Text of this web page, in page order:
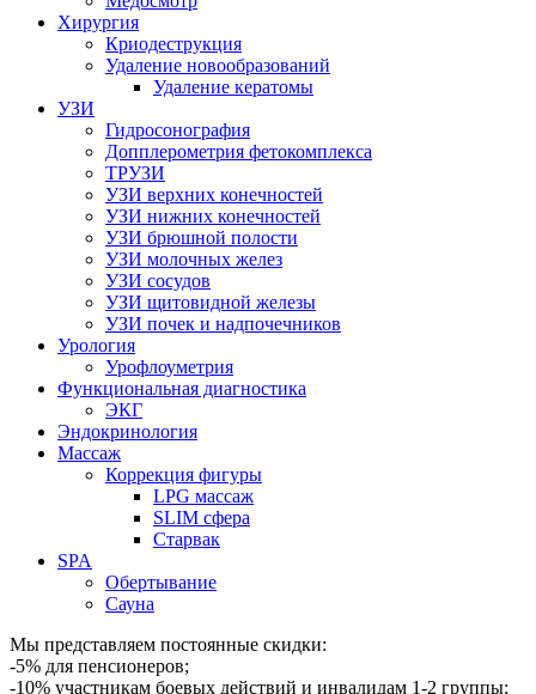
Хирургия
Криодеструкция
Удаление новообразований
Удаление кератомы
УЗИ
Гидросонография
Допплерометрия фетокомплекса
ТРУЗИ
УЗИ верхних конечностей
УЗИ нижних конечностей
УЗИ брюшной полости
УЗИ молочных желез
УЗИ сосудов
УЗИ щитовидной железы
УЗИ почек и надпочечников
Урология
Урофлоуметрия
Функциональная диагностика
ЭКГ
Эндокринология
Массаж
Коррекция фигуры
LPG массаж
SLIM сфера
Старвак
SPA
Обертывание
Сауна
Мы представляем постоянные скидки:
-5% для пенсионеров;
-10% участникам боевых действий и инвалидам 1-2 группы;